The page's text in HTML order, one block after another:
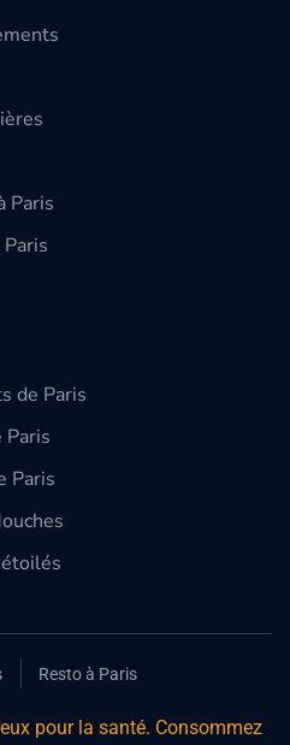
Paris
de Paris
Paris
Resto à Paris
pour la santé. Consommez